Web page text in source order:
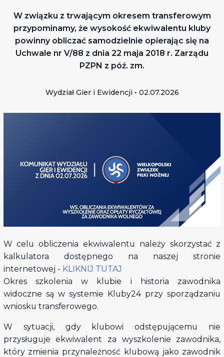
W związku z trwającym okresem transferowym
przypominamy, że wysokość ekwiwalentu kluby
powinny obliczać samodzielnie opierając się na
Uchwale nr V/88 z dnia 22 maja 2018 r. Zarządu
PZPN z póź. zm.
Wydział Gier i Ewidencji • 02.07.2026
W celu obliczenia ekwiwalentu należy skorzystać z
kalkulatora dostępnego na naszej stronie
internetowej - KLIKNIJ TUTAJ
Okres szkolenia w klubie i historia zawodnika
widoczne są w systemie Kluby24 przy sporządzaniu
wniosku transferowego.
W sytuacji, gdy klubowi odstępującemu nie
przysługuje ekwiwalent za wyszkolenie zawodnika,
który zmienia przynależność klubową jako zawodnik